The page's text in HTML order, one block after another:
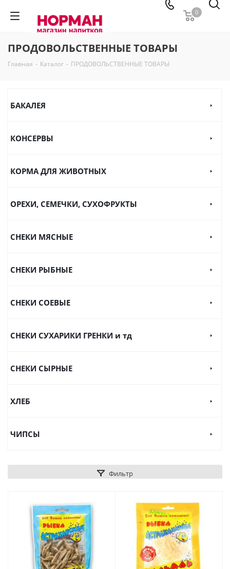
0
ПРОДОВОЛЬСТВЕННЫЕ ТОВАРЫ
Главная - Каталог - ПРОДОВОЛЬСТВЕННЫЕ ТОВАРЫ
БАКАЛЕЯ
КОНСЕРВЫ
КОРМА ДЛЯ ЖИВОТНЫХ
ОРЕХИ, СЕМЕЧКИ, СУХОФРУКТЫ
СНЕКИ МЯСНЫЕ
СНЕКИ РЫБНЫЕ
СНЕКИ СОЕВЫЕ
СНЕКИ СУХАРИКИ ГРЕНКИ и тд
СНЕКИ СЫРНЫЕ
ХЛЕБ
ЧИПСЫ
Фильтр